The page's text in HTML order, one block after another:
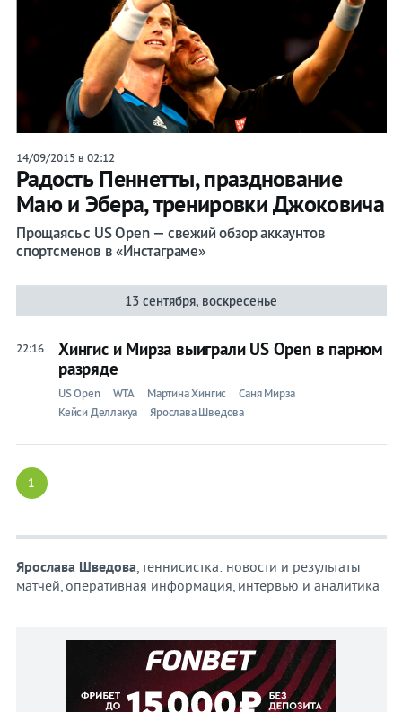
14/09/2015 в 02:12
Радость Пеннетты, празднование
Маю и Эбера, тренировки Джоковича
Прощаясь с US Oрen — свежий обзор аккаунтов
спортсменов в «Инстаграме»
13 сентября, воскресенье
22:16
Хингис и Мирза выиграли US Open в парном
разряде
US Open WTA Мартина Хингис
Саня Мирза
Кейси Деллакуа
Ярослава Шведова
1
Ярослава Шведова, теннисистка: новости и результаты
матчей, оперативная информация, интервью и аналитика